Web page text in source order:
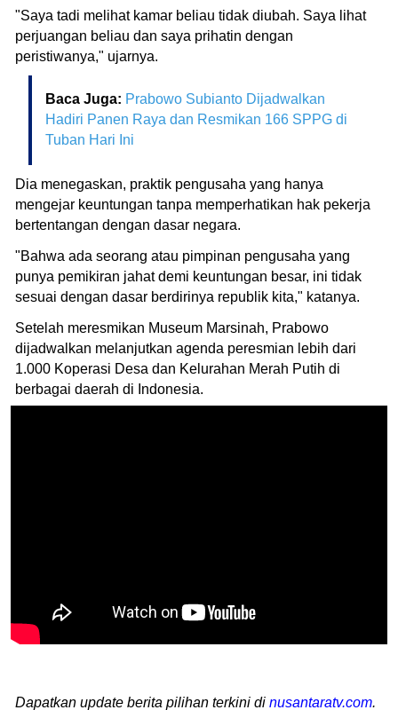
"Saya tadi melihat kamar beliau tidak diubah. Saya lihat
perjuangan beliau dan saya prihatin dengan
peristiwanya," ujarnya.
Baca Juga: Prabowo Subianto Dijadwalkan
Hadiri Panen Raya dan Resmikan 166 SPPG di
Tuban Hari Ini
Dia menegaskan, praktik pengusaha yang hanya
mengejar keuntungan tanpa memperhatikan hak pekerja
bertentangan dengan dasar negara.
"Bahwa ada seorang atau pimpinan pengusaha yang
punya pemikiran jahat demi keuntungan besar, ini tidak
sesuai dengan dasar berdirinya republik kita," katanya.
Setelah meresmikan Museum Marsinah, Prabowo
dijadwalkan melanjutkan agenda peresmian lebih dari
1.000 Koperasi Desa dan Kelurahan Merah Putih di
berbagai daerah di Indonesia.
Dapatkan update berita pilihan terkini di nusantaratv.com.